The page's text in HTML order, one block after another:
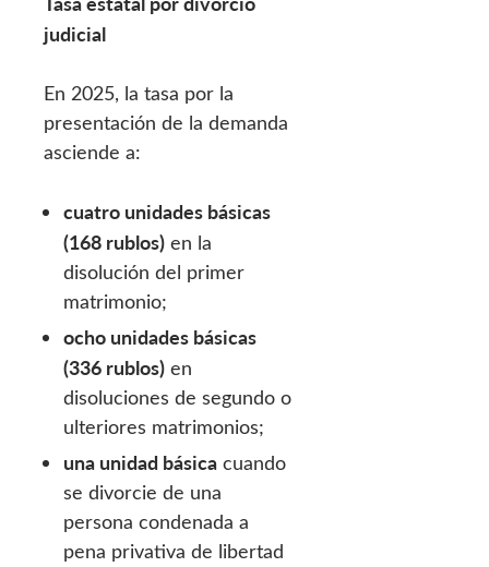
judicial
En 2025, la tasa por la
presentación de la demanda
asciende a:
cuatro unidades básicas
(168 rublos) en la
disolución del primer
matrimonio;
ocho unidades básicas
(336 rublos) en
disoluciones de segundo o
ulteriores matrimonios;
una unidad básica cuando
se divorcie de una
persona condenada a
pena privativa de libertad